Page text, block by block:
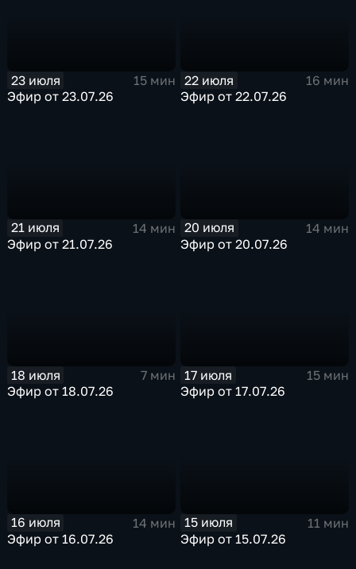
23 июля
15 мин
Эфир от 23.07.26
22 июля
16 мин
Эфир от 22.07.26
21 июля
14 мин
Эфир от 21.07.26
20 июля
14 мин
Эфир от 20.07.26
18 июля
7 мин
Эфир от 18.07.26
17 июля
15 мин
Эфир от 17.07.26
16 июля
14 мин
Эфир от 16.07.26
15 июля
11 мин
Эфир от 15.07.26